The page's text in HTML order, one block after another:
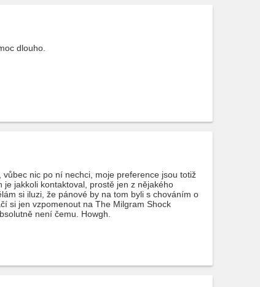
dlouho.
nic po ní nechci, moje preference jsou totiž
jakkoli kontaktoval, prostě jen z nějakého
si iluzi, že pánové by na tom byli s chováním o
si jen vzpomenout na The Milgram Shock
není čemu. Howgh.